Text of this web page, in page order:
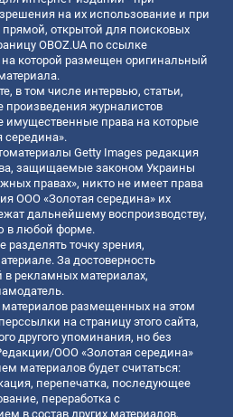
на их использование и при
открытой для поисковых
OBOZ.UA по ссылке
на которой размещен оригинальный
в том числе интервью, статьи,
журналистов
имущественные права на которые
Getty Images редакция
защищаемые законом Украины
правах», никто не имеет права
ООО «Золотая середина» их
дальнейшему воспроизводству,
в любой форме.
разделять точку зрения,
За достоверность
рекламных материалах,
размещенных на этом
на страницу этого сайта,
другого упоминания, но без
ООО «Золотая середина»
материалов будет считаться:
перепечатка, последующее
переработка с
в состав других материалов,